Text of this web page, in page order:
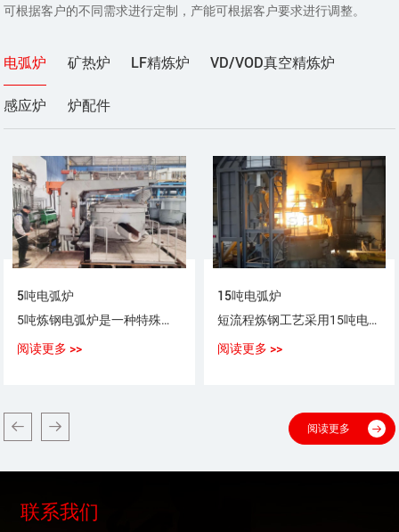
可根据客户的不同需求进行定制，产能可根据客户要求进行调整。
电弧炉 矿热炉 LF精炼炉 VD/VOD真空精炼炉
感应炉 炉配件
5吨电弧炉
5吨炼钢电弧炉是一种特殊用途以电弧为热源，以废钢（铁）为原料，生产普通钢、优质碳素钢、合金钢、不锈钢的设备。
阅读更多 >>
15吨电弧炉
短流程炼钢工艺采用15吨电弧炉，采用100%废钢或废钢+铁水（生铁），或废钢+海绵铁（DRI）作为炼钢原料。
阅读更多 >>
阅读更多
联系我们